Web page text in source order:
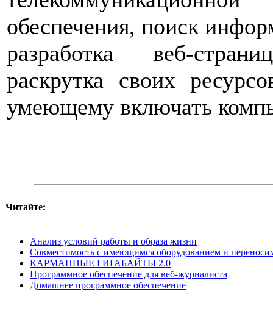
обеспечения, поиск
разработка веб-
раскрутка своих
умеющему включать
Читайте:
Анализ условий работы и образа жизни
Совместимость с имеющимся оборудованием и
КАРМАННЫЕ ГИГАБАЙТЫ 2.0
Программное обеспечение для веб-журналиста
Домашнее программное обеспечение